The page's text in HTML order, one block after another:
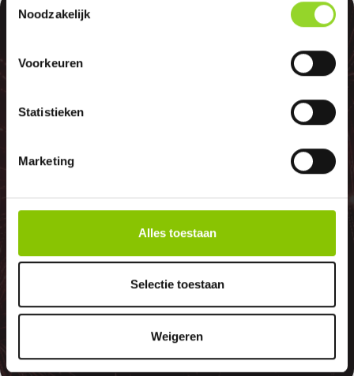
Noodzakelijk
Voorkeuren
Statistieken
Marketing
Alles toestaan
Selectie toestaan
Weigeren
100%
GARANTIE
Indien er in 2026 weer een landelijk
vuurwerkverbod is, storten wij de
betaalde bedragen automatisch
terug